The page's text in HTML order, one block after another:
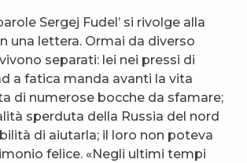
Sergej Fudel’ si rivolge alla
una lettera. Ormai da diverso
separati: lei nei pressi di
a fatica manda avanti la vita
di numerose bocche da sfamare;
sperduta della Russia del nord
di aiutarla; il loro non poteva
felice. «Negli ultimi tempi